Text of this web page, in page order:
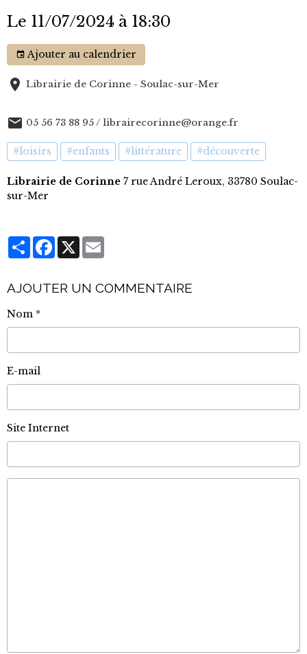
Le 11/07/2024 à 18:30
Ajouter au calendrier
Librairie de Corinne - Soulac-sur-Mer
05 56 73 88 95 / librairecorinne@orange.fr
#loisirs #enfants #littérature #découverte
Librairie de Corinne 7 rue André Leroux, 33780 Soulac-
sur-Mer
PartagerFacebook
X
AJOUTER UN COMMENTAIRE
Nom
E-mail
Site Internet